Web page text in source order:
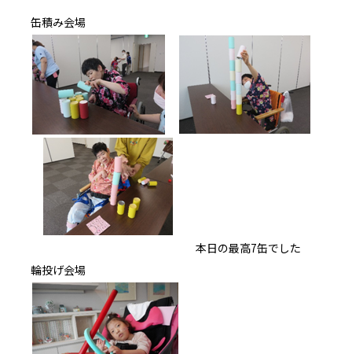
缶積み会場
本日の最高7缶でした
輪投げ会場